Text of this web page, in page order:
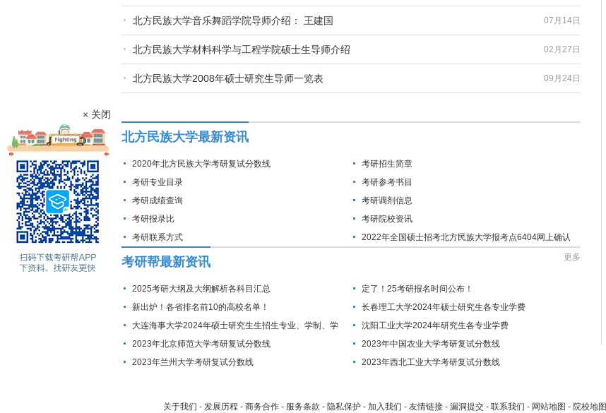
07月14日
北方民族大学音乐舞蹈学院导师介绍： 王建国
02月27日
北方民族大学材料科学与工程学院硕士生导师介绍
09月24日
北方民族大学2008年硕士研究生导师一览表
北方民族大学最新资讯
2020年北方民族大学考研复试分数线
考研招生简章
考研专业目录
考研参考书目
考研成绩查询
考研调剂信息
考研报录比
考研院校资讯
考研联系方式
2022年全国硕士招考北方民族大学报考点6404网上确认
考研帮最新资讯 更多
2025考研大纲及大纲解析各科目汇总
定了！25考研报名时间公布！
新出炉！各省排名前10的高校名单！
长春理工大学2024年硕士研究生各专业学费
大连海事大学2024年硕士研究生生招生专业、学制、学
费标准及拟招生人数
沈阳工业大学2024年研究生各专业学费
2023年北京师范大学考研复试分数线
2023年中国农业大学考研复试分数线
2023年兰州大学考研复试分数线
2023年西北工业大学考研复试分数线
关于我们 - 发展历程 - 商务合作 - 服务条款 - 隐私保护 - 加入我们 - 友情链接 - 漏洞提交 - 联系我们 - 网站地图 - 院校地图
× 关闭